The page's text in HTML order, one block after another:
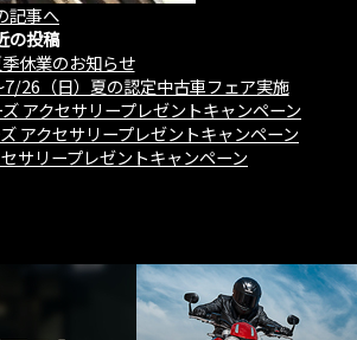
記事へ
の投稿
休業のお知らせ
26（日）夏の認定中古車フェア実施
アクセサリープレゼントキャンペーン
アクセサリープレゼントキャンペーン
サリープレゼントキャンペーン